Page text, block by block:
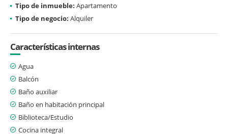
Tipo de inmueble: Apartamento
Tipo de negocio: Alquiler
Características internas
Agua
Balcón
Baño auxiliar
Baño en habitación principal
Biblioteca/Estudio
Cocina integral